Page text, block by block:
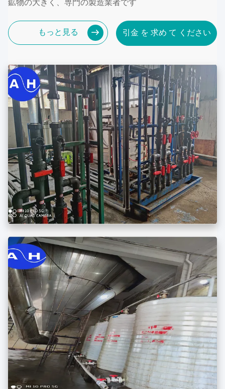
鉱物の大きく、専門の製造業者です
もっと見る 引金 を 求め て ください